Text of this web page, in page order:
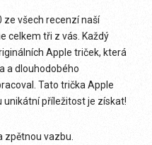
ze všech recenzí naší
celkem tři z vás. Každý
Apple triček, která
a dlouhodobého
Tato trička Apple
unikátní příležitost je získat!
zpětnou vazbu.